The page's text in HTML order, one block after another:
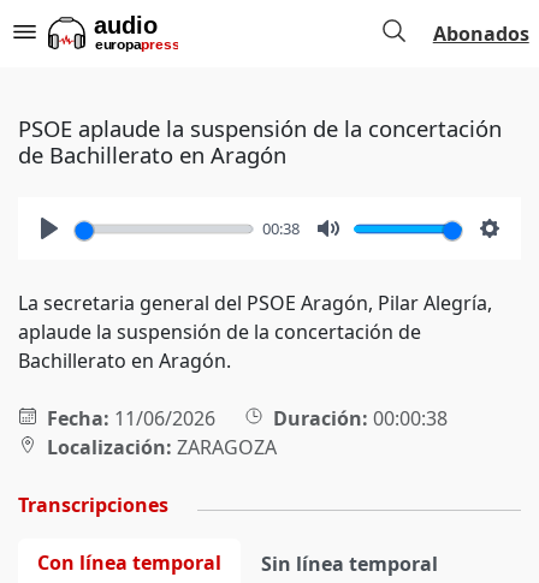
Abonados
PSOE aplaude la suspensión de la concertación
de Bachillerato en Aragón
00:38
La secretaria general del PSOE Aragón, Pilar Alegría,
aplaude la suspensión de la concertación de
Bachillerato en Aragón.
Fecha: 11/06/2026 Duración: 00:00:38
Localización: ZARAGOZA
Transcripciones
Con línea temporal Sin línea temporal